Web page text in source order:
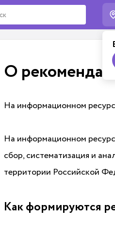
О
На информационном
На информационном
сбор, систематизация и
территории Российской
Как формируются